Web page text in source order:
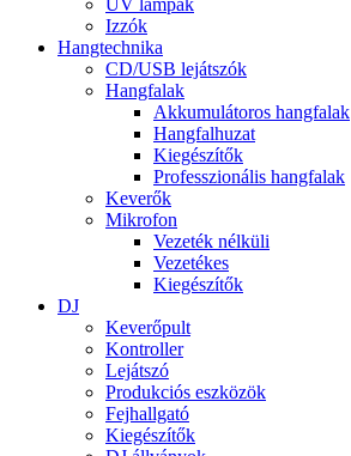
UV lámpák
Izzók
Hangtechnika
CD/USB lejátszók
Hangfalak
Akkumulátoros hangfalak
Hangfalhuzat
Kiegészítők
Professzionális hangfalak
Keverők
Mikrofon
Vezeték nélküli
Vezetékes
Kiegészítők
DJ
Keverőpult
Kontroller
Lejátszó
Produkciós eszközök
Fejhallgató
Kiegészítők